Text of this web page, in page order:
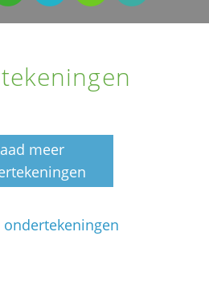
meer
ondertekeningen